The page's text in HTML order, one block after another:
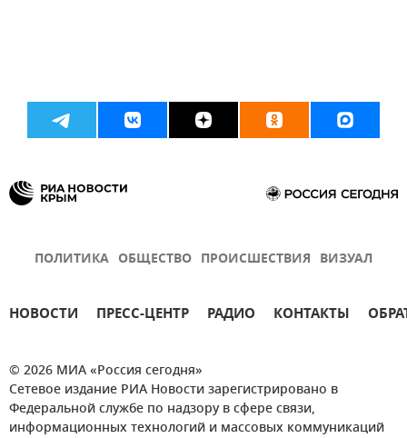
ПОЛИТИКА ОБЩЕСТВО ПРОИСШЕСТВИЯ ВИЗУАЛ
НОВОСТИ ПРЕСС-ЦЕНТР РАДИО КОНТАКТЫ
© 2026 МИА «Россия сегодня»
Сетевое издание РИА Новости зарегистрировано в
Федеральной службе по надзору в сфере связи,
информационных технологий и массовых коммуникаций